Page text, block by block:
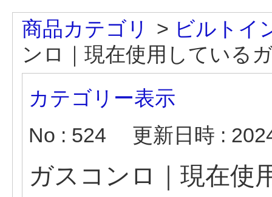
商品カテゴリ > ビルトイ
ンロ｜現在使用している
カテゴリー表示
No : 524
更新日時 :
ガスコンロ｜現在使